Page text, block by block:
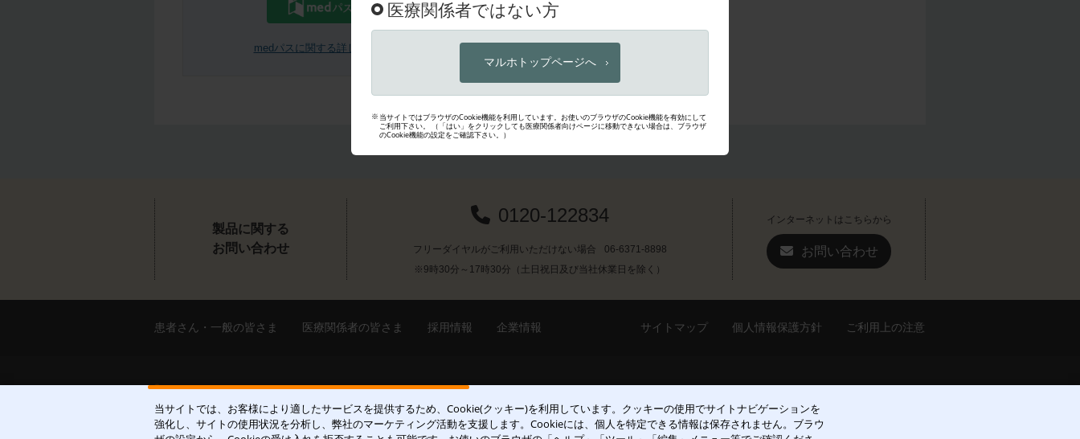
当サイトでは、お客様により適したサービスを提供するため、Cookie(クッキー)を利用しています。クッキーの使用でサイトナビゲーションを
強化し、サイトの使用状況を分析し、弊社のマーケティング活動を支援します。Cookieには、個人を特定できる情報は保存されません。ブラウ
でログイン
medパスに関する詳しいご紹介はこちら
製品に関する
お問い合わせ
0120-122834
フリーダイヤルがご利用いただけない場合
06-6371-8898
※9時30分～17時30分（土日祝日及び当社休業日を除く）
インターネットはこちらから
お問い合わせ
患者さん・一般の皆さま 医療関係者の皆さま 採用情報 企業情報 サイトマップ 個人情報保護方針 ご利用上の注意
ACCESS 〒531-0071 大阪府大阪市北区中津1丁目5-22 [アクセスマップ]
皮膚科学領域での卓越した貢献を